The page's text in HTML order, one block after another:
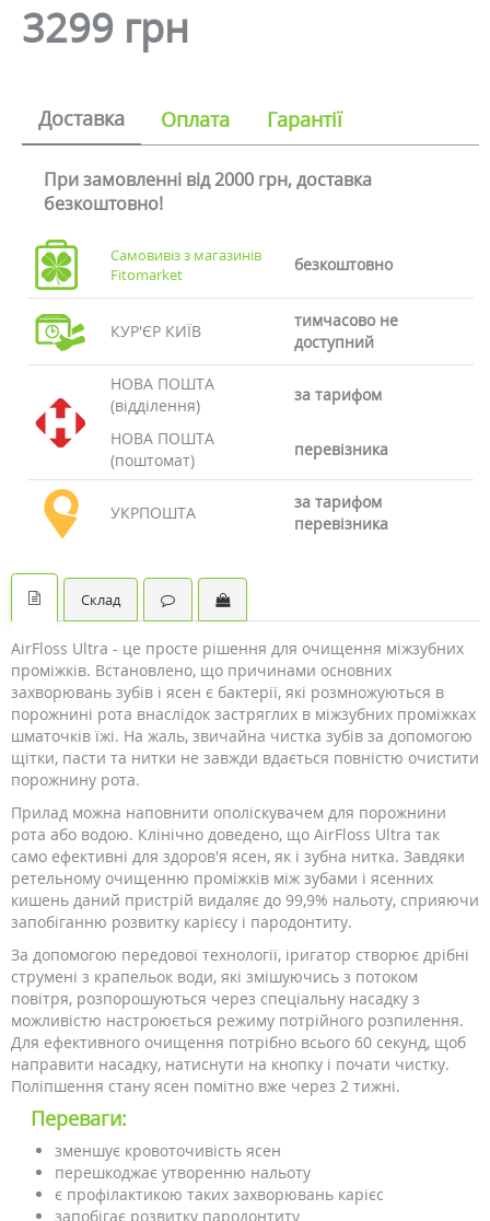
3299 грн
Доставка Оплата Гарантії
При замовленні від 2000 грн, доставка
безкоштовно!
Самовивіз з магазинів
Fitomarket
безкоштовно
КУР'ЄР КИЇВ
тимчасово не
доступний
НОВА ПОШТА
(відділення)
за тарифом
НОВА ПОШТА
(поштомат)
перевізника
УКРПОШТА
за тарифом
перевізника
Склад
AirFloss Ultra - це просте рішення для очищення міжзубних
проміжків. Встановлено, що причинами основних
захворювань зубів і ясен є бактерії, які розмножуються в
порожнині рота внаслідок застряглих в міжзубних проміжках
шматочків їжі. На жаль, звичайна чистка зубів за допомогою
щітки, пасти та нитки не завжди вдається повністю очистити
порожнину рота.
Прилад можна наповнити ополіскувачем для порожнини
рота або водою. Клінічно доведено, що AirFloss Ultra так
само ефективні для здоров'я ясен, як і зубна нитка. Завдяки
ретельному очищенню проміжків між зубами і ясенних
кишень даний пристрій видаляє до 99,9% нальоту, сприяючи
запобіганню розвитку карієсу і пародонтиту.
За допомогою передової технології, іригатор створює дрібні
струмені з крапельок води, які змішуючись з потоком
повітря, розпорошуються через спеціальну насадку з
можливістю настроюється режиму потрійного розпилення.
Для ефективного очищення потрібно всього 60 секунд, щоб
направити насадку, натиснути на кнопку і почати чистку.
Поліпшення стану ясен помітно вже через 2 тижні.
Переваги:
зменшує кровоточивість ясен
перешкоджає утворенню нальоту
є профілактикою таких захворювань карієс
запобігає розвитку пародонтиту